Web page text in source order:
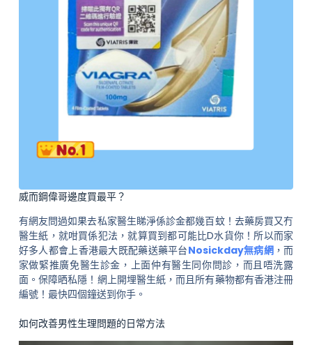
威而鋼偉哥邊度買最平？
有網友問過如果去私家醫生睇淨係診金都幾百蚊！去藥房買又冇
醫生紙，就咁買係犯法，就算買到都可能比D水貨你！所以而家
好多人都會上香港最大既配藥送藥平台Nosickday無病網，而
家做緊推廣免醫生診金，上面仲有醫生同你問診，而且唔洗露
面。保障晒私隱！網上開埋醫生紙，而且所有藥物都有香港注冊
編號！最快四個鐘送到你手。
如何改善男性生理問題的日常方法